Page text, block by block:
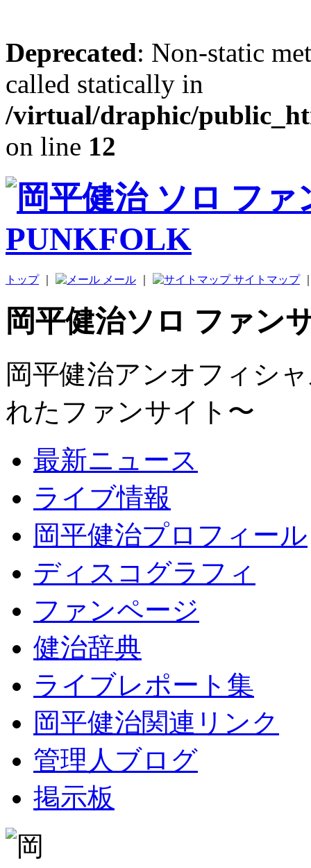
Deprecated: Non-static
called statically in
/virtual/draphic/
on line 12
トップ｜ メール サイトマップ
岡平健治ソロ ファン
岡平健治アンオフィシ
れたファンサイト〜
最新ニュース
ライブ情報
岡平健治プロフィール
ディスコグラフィ
ファンページ
健治辞典
ライブレポート集
岡平健治関連リンク
管理人ブログ
掲示板